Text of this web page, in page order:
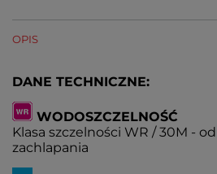
OPIS
DANE TECHNICZNE:
WODOSZCZELNOŚĆ
Klasa szczelności WR / 30M -
zachlapania